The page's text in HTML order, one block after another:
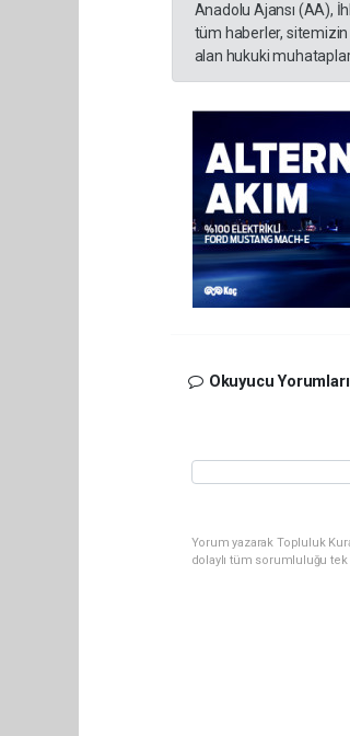
Anadolu Ajansı (AA),
tüm haberler,
alan hukuki
Okuyucu Yorumları
Yorum yazarak Topluluk
dolaylı tüm sorumluluğu